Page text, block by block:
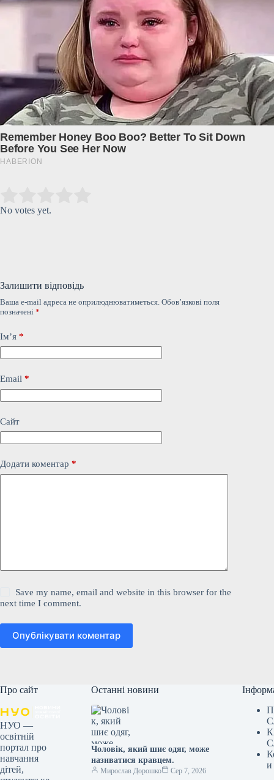
No votes yet.
Залишити відповідь
Ваша e-mail адреса не оприлюднюватиметься. Обов’язкові поля
позначені *
Ім’я *
Email *
Сайт
Додати коментар *
Save my name, email and website in this browser for the
next time I comment.
Опублікувати коментар
Про сайт
НУО —
освітній
портал про
навчання
дітей,
Останні новини
Чоловік, який шиє одяг, може
називатися кравцем.
Мирослав Дорошко
Сер 7, 2026
и